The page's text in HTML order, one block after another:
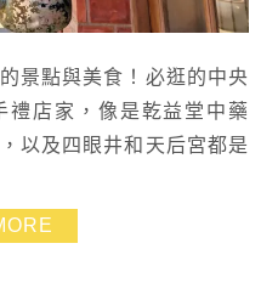
景點與美食！必逛的中央
禮店家，像是乾益堂中藥
以及四眼井和天后宮都是